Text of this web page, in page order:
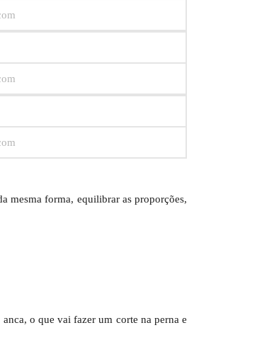
mesma forma, equilibrar as proporções,
o que vai fazer um corte na perna e